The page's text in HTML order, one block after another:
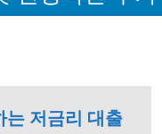
는 저금리 대출